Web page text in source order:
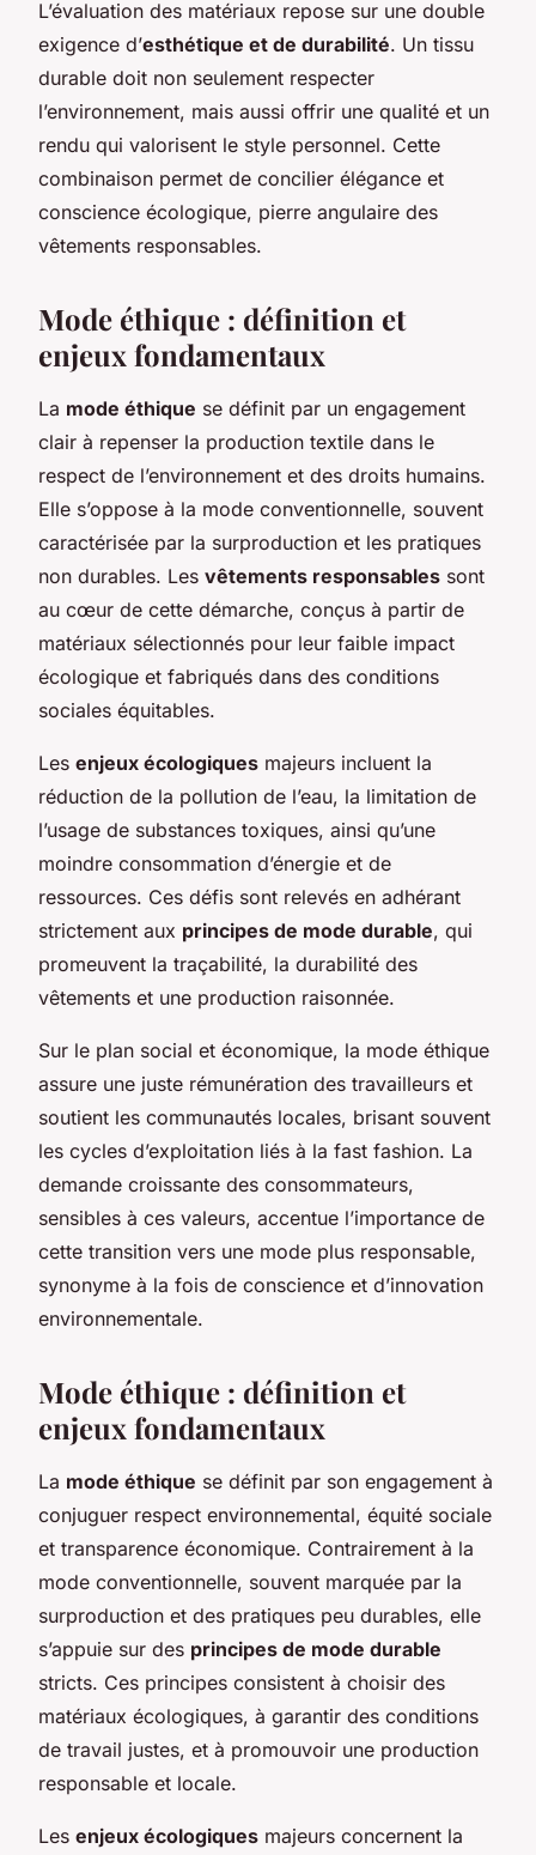
L’évaluation des matériaux repose sur une double
exigence d’esthétique et de durabilité. Un tissu
durable doit non seulement respecter
l’environnement, mais aussi offrir une qualité et un
rendu qui valorisent le style personnel. Cette
combinaison permet de concilier élégance et
conscience écologique, pierre angulaire des
vêtements responsables.
Mode éthique : définition et
enjeux fondamentaux
La mode éthique se définit par un engagement
clair à repenser la production textile dans le
respect de l’environnement et des droits humains.
Elle s’oppose à la mode conventionnelle, souvent
caractérisée par la surproduction et les pratiques
non durables. Les vêtements responsables sont
au cœur de cette démarche, conçus à partir de
matériaux sélectionnés pour leur faible impact
écologique et fabriqués dans des conditions
sociales équitables.
Les enjeux écologiques majeurs incluent la
réduction de la pollution de l’eau, la limitation de
l’usage de substances toxiques, ainsi qu’une
moindre consommation d’énergie et de
ressources. Ces défis sont relevés en adhérant
strictement aux principes de mode durable, qui
promeuvent la traçabilité, la durabilité des
vêtements et une production raisonnée.
Sur le plan social et économique, la mode éthique
assure une juste rémunération des travailleurs et
soutient les communautés locales, brisant souvent
les cycles d’exploitation liés à la fast fashion. La
demande croissante des consommateurs,
sensibles à ces valeurs, accentue l’importance de
cette transition vers une mode plus responsable,
synonyme à la fois de conscience et d’innovation
environnementale.
Mode éthique : définition et
enjeux fondamentaux
La mode éthique se définit par son engagement à
conjuguer respect environnemental, équité sociale
et transparence économique. Contrairement à la
mode conventionnelle, souvent marquée par la
surproduction et des pratiques peu durables, elle
s’appuie sur des principes de mode durable
stricts. Ces principes consistent à choisir des
matériaux écologiques, à garantir des conditions
de travail justes, et à promouvoir une production
responsable et locale.
Les enjeux écologiques majeurs concernent la